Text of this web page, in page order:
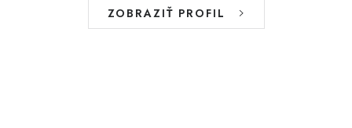
ZOBRAZIŤ PROFIL